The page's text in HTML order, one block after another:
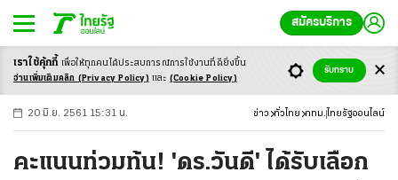
สมัครบริการ
-ก ก ก+
20 มิ.ย. 2561 15:31 น. ข่าว ทั่วไทย กทม. ไทยรัฐออนไลน์
คะแนนท่วมท้น! 'ดร.วันดี' ได้รับเลือก
เราใช้คุ้กกี้ เพื่อให้ทุกคนได้ประสบการณ์การใช้งานที่ดียิ่งขึ้น
อ่านเพิ่มเติมคลิก (Privacy Policy) และ (Cookie Policy)
รับทราบ